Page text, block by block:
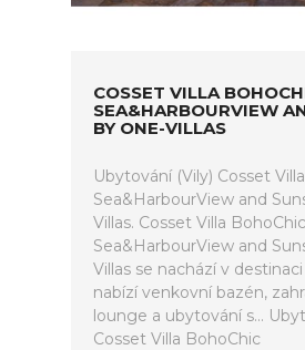
COSSET VILLA
SEA&HARBOURVIEW
BY ONE-VILLAS
Ubytování (Vily) Cosset
Sea&HarbourView and
Villas. Cosset Villa BohoChic
Sea&HarbourView and
Villas se nachází v
nabízí venkovní bazén,
lounge a ubytování s...
Cosset Villa BohoChic